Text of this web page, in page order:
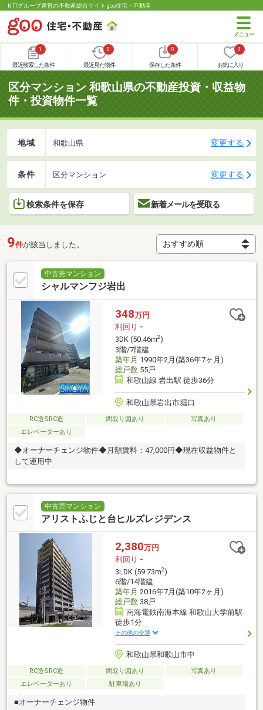
NTTグループ運営の不動産総合サイト goo住宅・不動産
1
最近検索した条件
0
最近見た物件
0
保存した条件
0
お気に入り
区分マンション 和歌山県の不動産投資・収益物
件・投資物件一覧
地域 和歌山県 変更する
条件 区分マンション 変更する
検索条件を保存 新着メールを受取る
9件が該当しました。
中古売マンション
シャルマンフジ岩出
348万円
利回り -
3DK (50.46m2)
3階/7階建
築年月 1990年2月(築36年7ヶ月)
総戸数55戸
和歌山線 岩出駅 徒歩36分
和歌山県岩出市堀口
RC造SRC造 間取り図あり
写真あり
エレベーターあり
◆オーナーチェンジ物件◆月額賃料：47,000円◆現在収益物件と
して運用中
中古売マンション
アリストふじと台ヒルズレジデンス
2,380万円
利回り -
3LDK (59.73m2)
6階/14階建
築年月 2016年7月(築10年2ヶ月)
総戸数38戸
南海電鉄南海本線 和歌山大学前駅
徒歩1分
その他の交通
和歌山県和歌山市中
RC造SRC造 間取り図あり
写真あり
エレベーターあり
駐車場あり
■オーナーチェンジ物件